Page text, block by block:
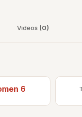
Videos (0)
6